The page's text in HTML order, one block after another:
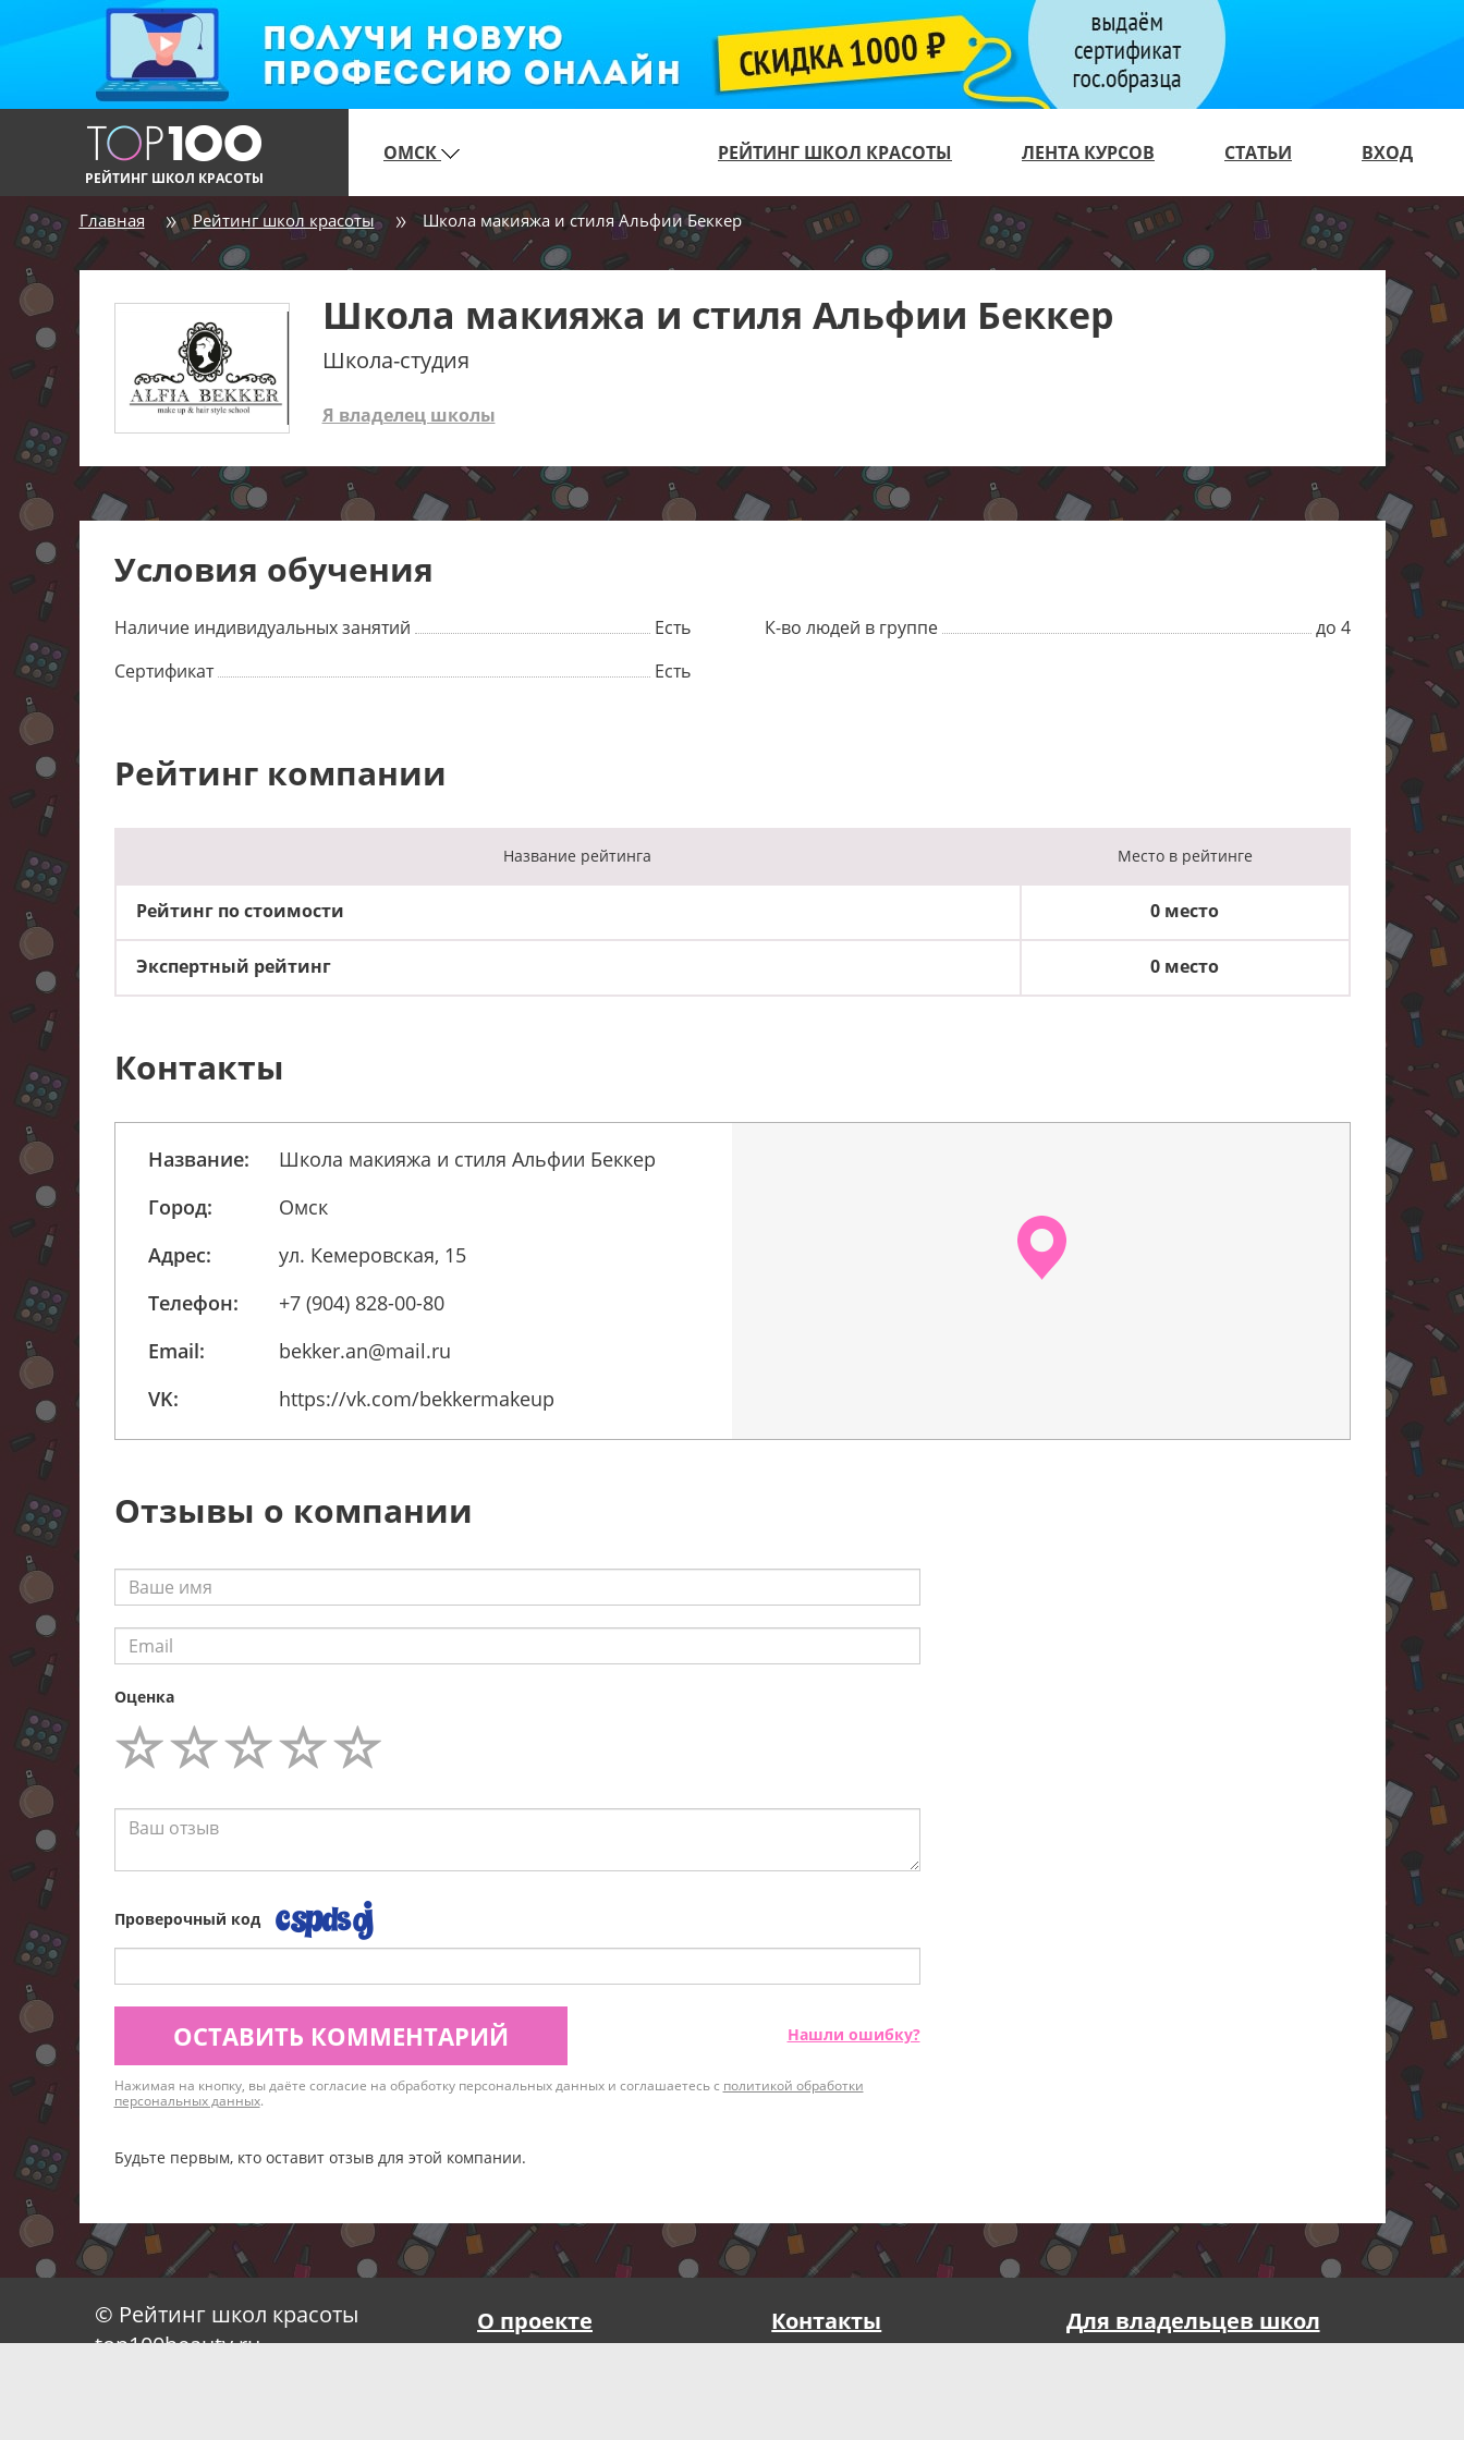
РЕЙТИНГ ШКОЛ КРАСОТЫ
ОМСК РЕЙТИНГ ШКОЛ КРАСОТЫ ЛЕНТА КУРСОВ СТАТЬИ ВХОД
Главная Рейтинг школ красоты Школа макияжа и стиля Альфии Беккер
Школа макияжа и стиля Альфии Беккер
Школа-студия
Я владелец школы
Условия обучения
Наличие индивидуальных занятий Есть К-во людей в группе
до 4
Сертификат
Есть
Рейтинг компании
Название рейтинга Место в рейтинге
Рейтинг по стоимости 0 место
Экспертный рейтинг 0 место
Контакты
Название:
Школа макияжа и стиля Альфии Беккер
Город:
Омск
Адрес:
ул. Кемеровская, 15
Телефон:
+7 (904) 828-00-80
Email:
bekker.an@mail.ru
VK:
https://vk.com/bekkermakeup
Отзывы о компании
Оценка
Проверочный код
ОСТАВИТЬ КОММЕНТАРИЙ Нашли ошибку?
Нажимая на кнопку, вы даёте согласие на обработку персональных данных и соглашаетесь с политикой обработки
персональных данных.
Будьте первым, кто оставит отзыв для этой компании.
© Рейтинг школ красоты
top100beauty.ru
О проекте Контакты
Для владельцев школ